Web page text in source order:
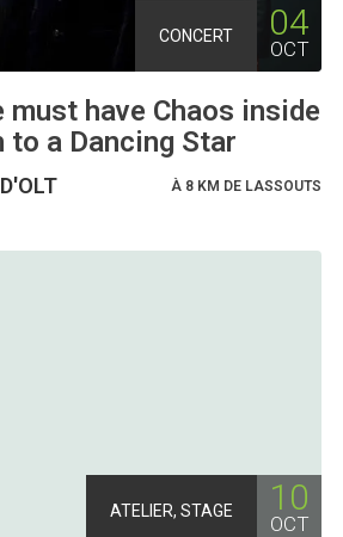
CONCERT 04
OCT
must have Chaos inside
a Dancing Star
À 8 KM DE LASSOUTS
ATELIER, STAGE 10
OCT